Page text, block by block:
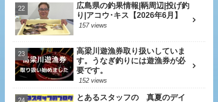
広島県の釣果情報|鞆周辺|投げ釣
り|アコウ･キス【2026年6月】
157 views
高梁川遊漁券取り扱いしていま
す。うなぎ釣りには遊漁券が必
要です。
152 views
とあるスタッフの 真夏のデイ